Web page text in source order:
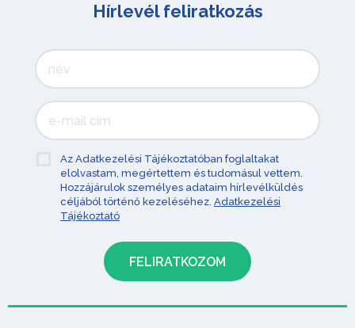
Hírlevél feliratkozás
Az Adatkezelési Tájékoztatóban foglaltakat
elolvastam, megértettem és tudomásul vettem.
Hozzájárulok személyes adataim hírlevélküldés
céljából történő kezeléséhez. Adatkezelési
Tájékoztató